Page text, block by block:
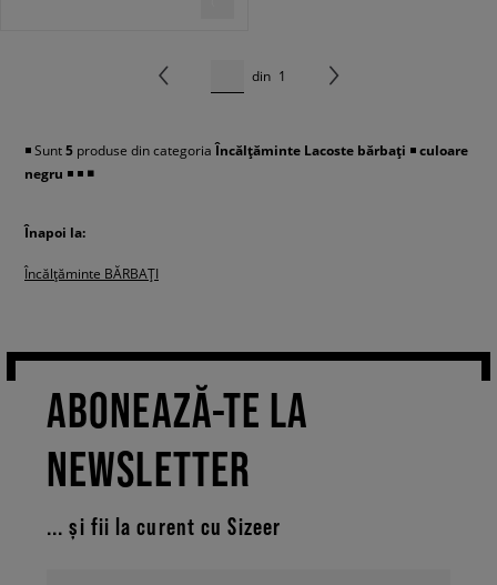
din 1
◾️ Sunt5 produse din categoriaÎncălțăminte Lacoste bărbați ◾️culoare
negru ◾️ ◾️ ◾️
Înapoi la:
Încălțăminte BĂRBAȚI
ABONEAZĂ-TE LA
NEWSLETTER
... și fii la curent cu Sizeer